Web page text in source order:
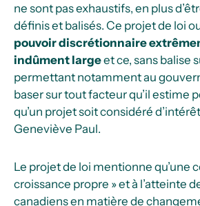
ne sont pas exhaustifs, en plus
définis et balisés. Ce projet de loi
pouvoir discrétionnaire
indûment largeet ce, sans balise
permettant notamment au
baser sur tout facteur qu’il estime
qu’un projet soit considéré
Geneviève Paul.
Le projet de loi mentionne qu’une
croissance propre » et à l’atteinte
canadiens en matière de